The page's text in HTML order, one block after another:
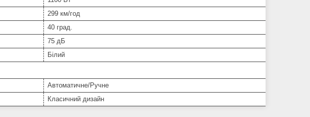
299 км/год
40 град.
75 дБ
Білий
Автоматичне/Ручне
Класичний дизайн